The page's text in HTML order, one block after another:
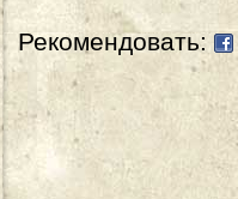
Рекомендовать: